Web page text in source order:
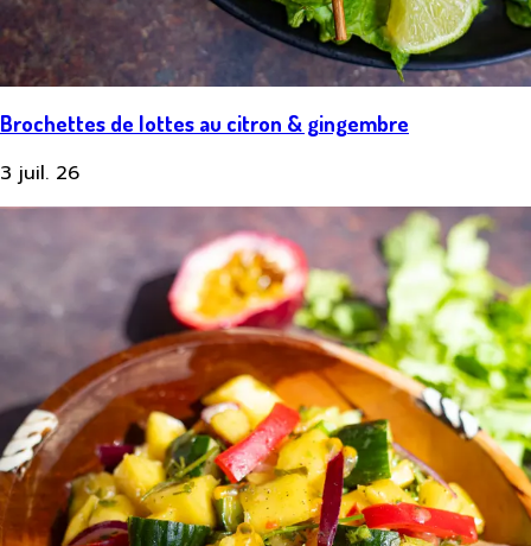
Brochettes de lottes au citron & gingembre
3 juil. 26